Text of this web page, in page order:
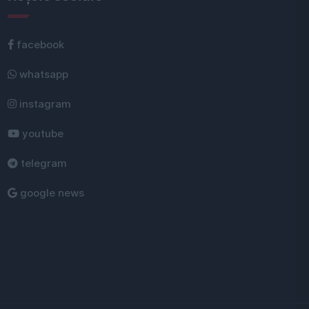
facebook
whatsapp
instagram
youtube
telegram
google news